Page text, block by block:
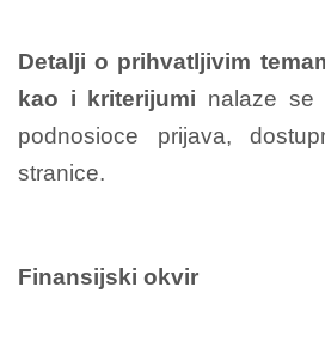
Detalji o prihvatljivim
kao i kriterijumi nalaze se
podnosioce prijava,
stranice.
Finansijski okvir